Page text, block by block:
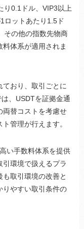
り0.1ドル、VIP3以上
ロットあたり1.5ド
その他の指数先物商
体系が適用されま
おり、取引ごとに
、USDTを証拠金通
両替コストを考慮せ
管理が行えます。
い手数料体系を提供
引環境で扱えるプラ
取引環境の改善と
りやすい取引条件の